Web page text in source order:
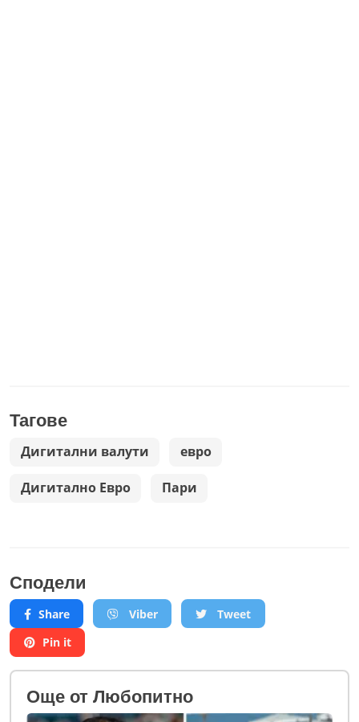
Тагове
Дигитални валути евро
Дигитално Евро Пари
Сподели
Share Viber
Tweet
Pin it
Oще от Любопитно